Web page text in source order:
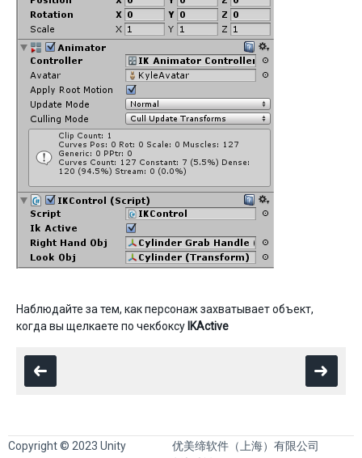
Наблюдайте за тем, как персонаж захватывает объект,
когда вы щелкаете по чекбоксу IKActive
Copyright © 2023 Unity
优美缔软件（上海）有限公司